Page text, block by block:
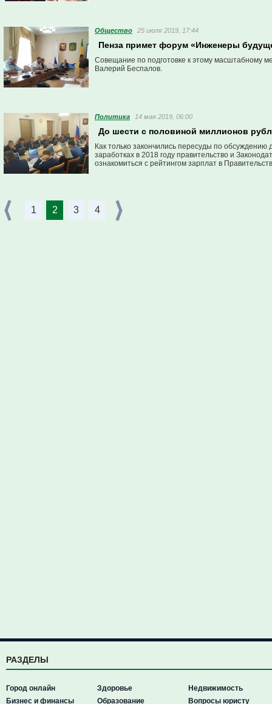
Общество 25 июля 2019, 17:44
Пенза примет форум «Инженеры
Совещание по подготовке к этому масштабному
Валерий Беспалов.
Политика 14 мая 2019, 06:00
До шести с половиной миллионов
Как только закончились пересуды по
заработках в 2018 году правительство и
ознакомиться с рейтингом зарплат в
1 2 3 4
РАЗДЕЛЫ
Город онлайн
Бизнес и финансы
Здоровье
Образование
Недвижимость
Вопросы юристу